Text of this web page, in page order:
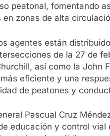
peatonal, fomentando
zonas de alta
agentes están
de la 27 de
así como la John
eficiente y una
de peatones y
Pascual Cruz
educación y control vial